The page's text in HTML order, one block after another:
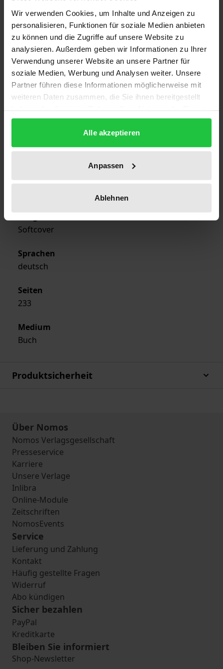
Wir verwenden Cookies, um Inhalte und Anzeigen zu
personalisieren, Funktionen für soziale Medien anbieten
zu können und die Zugriffe auf unsere Website zu
analysieren. Außerdem geben wir Informationen zu Ihrer
Verwendung unserer Website an unsere Partner für
soziale Medien, Werbung und Analysen weiter. Unsere
Partner führen diese Informationen möglicherweise mit
weiteren Daten zusammen, die Sie ihnen bereitgestellt
gesammelt haben.
Alle akzeptieren
Anpassen
Ablehnen
Auflage
1
ISBN
978-3-7890-2689-8
30.06.1992
Verlag
Softcover
Sprachen
deutsch
Seiten
233
Medium
Buch
Produktsicherheit
Über Nomos
Nomos Verlagsgesellschaft
Presseservice
Karriere
Unsere Verlage
Inlibra
Online-Module
Zeitschriften
NomosEvents
Service
Lieferung und Zahlung
Kontakt
Häufig gestellte Fragen
Widerruf
Abo kündigen
Sicher bezahlen
PayPal
Kreditkarte
Bleiben Sie informiert
Shop-Newsletter